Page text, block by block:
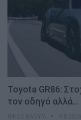
Toyota GR86:
τον οδηγό αλλά…